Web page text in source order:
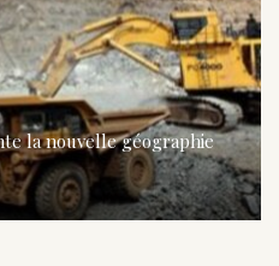
la nouvelle géographie